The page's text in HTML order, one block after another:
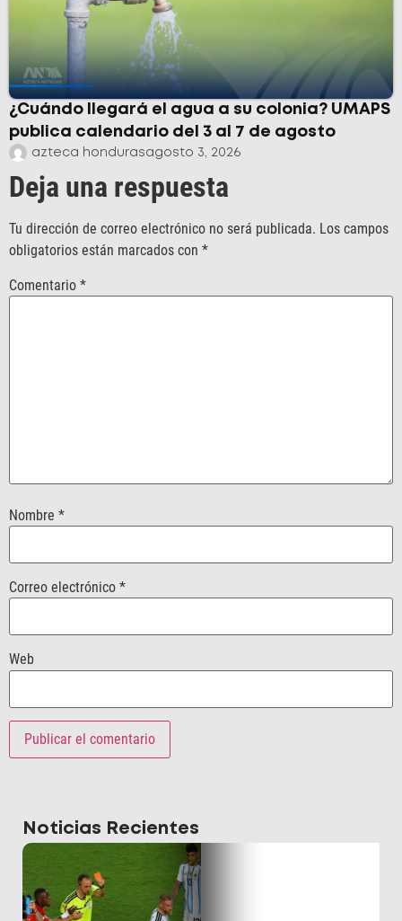
¿Cuándo llegará el agua a su colonia? UMAPS
publica calendario del 3 al 7 de agosto
azteca hondurasagosto 3, 2026
Deja una respuesta
Tu dirección de correo electrónico no será publicada. Los campos
obligatorios están marcados con *
Comentario *
Nombre *
Correo electrónico *
Web
Noticias Recientes